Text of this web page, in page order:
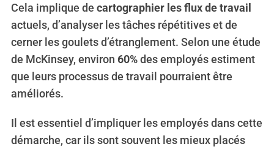
Cela implique de cartographier les flux de travail
actuels, d’analyser les tâches répétitives et de
cerner les goulets d’étranglement. Selon une étude
de McKinsey, environ 60%des employés estiment
que leurs processus de travail pourraient être
améliorés.
Il est essentiel d’impliquer les employés dans cette
démarche, car ils sont souvent les mieux placés